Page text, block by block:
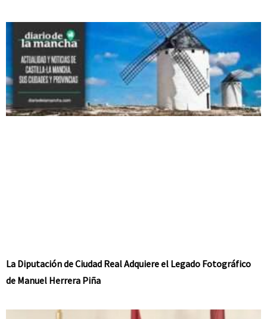
La Diputación de Ciudad Real Adquiere el Legado Fotográfico
de Manuel Herrera Piña